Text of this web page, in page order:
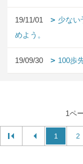
19/11/01
少ない
めよう。
19/09/30 100歩
1ペ
1 2